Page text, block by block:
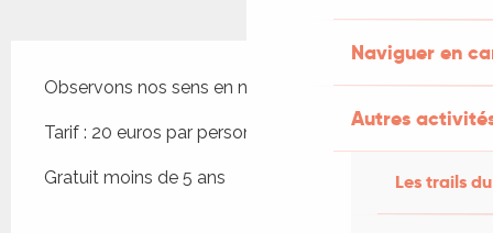
Naviguer en
Autres
Les trails
Observons nos sens en nature !
Tarif : 20 euros par personne
Gratuit moins de 5 ans